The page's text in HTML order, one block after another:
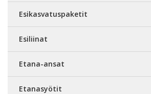
Esikasvatuspaketit
Esiliinat
Etana-ansat
Etanasyötit